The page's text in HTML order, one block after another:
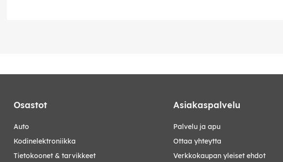
Osastot
auto
kodinelektroniikka
tietokoonet & tarvikkeet
Asiakaspalvelu
Palvelu ja apu
Ottaa yhteytta
Verkkokaupan yleiset ehdot